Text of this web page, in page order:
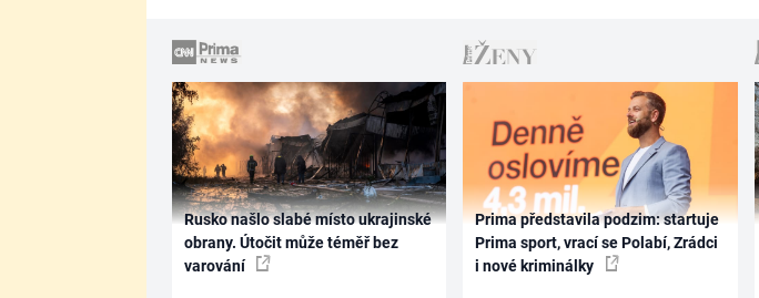
Rusko našlo slabé místo ukrajinské
obrany. Útočit může téměř bez
varování
Prima představila podzim: startuje
Prima sport, vrací se Polabí, Zrádci
i nové kriminálky